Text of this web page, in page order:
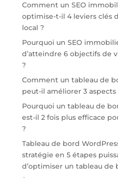
Comment un SEO
optimise-t-il 4 leviers clés
local ?
Pourquoi un SEO
d’atteindre 6 objectifs de
?
Comment un tableau de
peut-il améliorer 3
Pourquoi un tableau de
est-il 2 fois plus efficace
?
Tableau de bord
stratégie en 5 étapes
d’optimiser un tableau de